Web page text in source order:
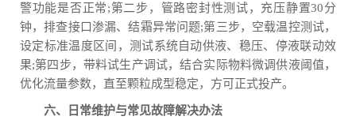
警功能是否正常;第二步，管路密封性测试，充压静置30分
钟，排查接口渗漏、结霜异常问题;第三步，空载温控测试，
设定标准温度区间，测试系统自动供液、稳压、停液联动效
果;第四步，带料试生产调试，结合实际物料微调供液阈值，
优化流量参数，直至颗粒成型稳定，方可正式投产。
六、日常维护与常见故障解决办法